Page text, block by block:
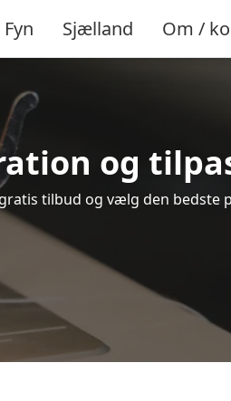
Fyn Sjælland Om /
og
tilbud og vælg den bedste